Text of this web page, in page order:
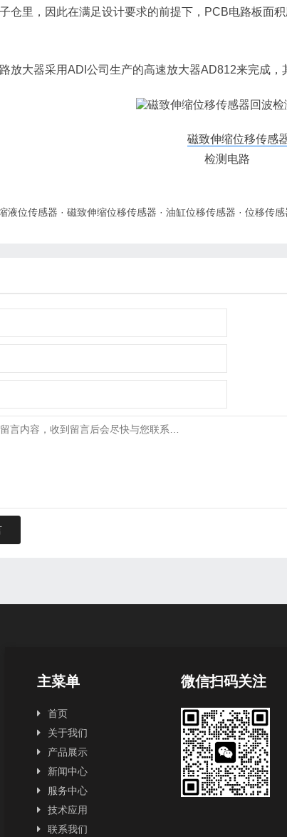
仓里，因此在满足设计要求的前提下，PCB电路板面
大器采用ADI公司生产的高速放大器AD812来完成，
磁致伸缩位移传感
检测电路
液位传感器 · 磁致伸缩位移传感器 · 油缸位移传感器 · 位移传感
主菜单
首页
关于我们
产品展示
新闻中心
服务中心
技术应用
联系我们
微信扫码关注